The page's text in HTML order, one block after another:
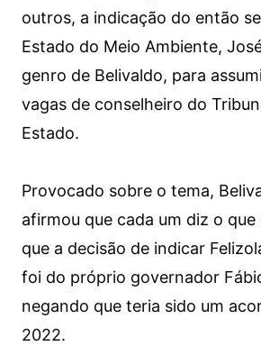
outros, a indicação do então
Estado do Meio Ambiente,
genro de Belivaldo, para
vagas de conselheiro do
Estado.
Provocado sobre o tema,
afirmou que cada um diz o que
que a decisão de indicar
foi do próprio governador
negando que teria sido um
2022.